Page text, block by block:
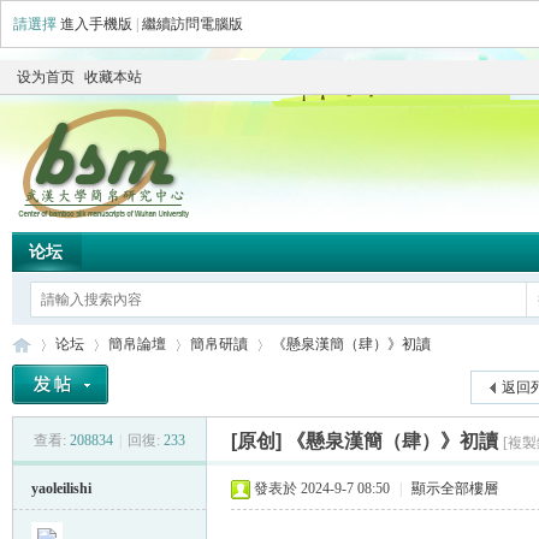
請選擇 進入手機版 繼續訪問電腦版
设为首页 收藏本站
论坛
»
论坛
›
簡帛論壇
›
簡帛研讀
›
《懸泉漢簡（肆）》初讀
返回
查看: 208834 回復: 233 [原创] 《懸泉漢簡（肆）》初讀 [複
yaoleilishi 發表於 2024-9-7 08:50 顯示全部樓層